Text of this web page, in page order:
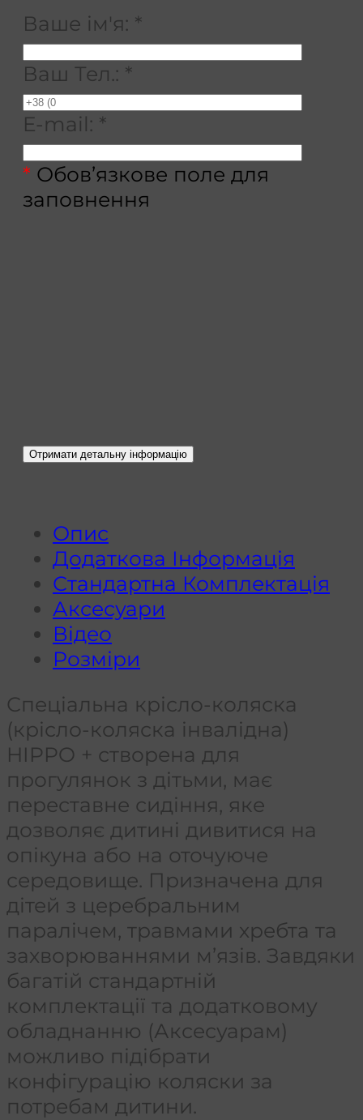
Ваше ім'я: *
Ваш Тел.: *
E-mail: *
* Обов’язкове поле для
заповнення
Опис
Додаткова Інформація
Стандартна Комплектація
Аксесуари
Відео
Розміри
Спеціальна крісло-коляска
(крісло-коляска інвалідна)
HIPPO + створена для
прогулянок з дітьми, має
переставне сидіння, яке
дозволяє дитині дивитися на
опікуна або на оточуюче
середовище. Призначена для
дітей з церебральним
паралічем, травмами хребта та
захворюваннями м’язів. Завдяки
багатій стандартній
комплектації та додатковому
обладнанню (Аксесуарам)
можливо підібрати
конфігурацію коляски за
потребам дитини.